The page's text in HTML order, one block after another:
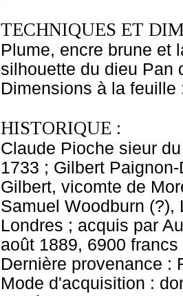
TECHNIQUES ET
Plume, encre brune et
silhouette du dieu Pan
Dimensions à la
HISTORIQUE :
Claude Pioche sieur
1733 ; Gilbert
Gilbert, vicomte de
Samuel Woodburn
Londres ; acquis par
août 1889, 6900
Dernière provenance :
Mode d'acquisition :